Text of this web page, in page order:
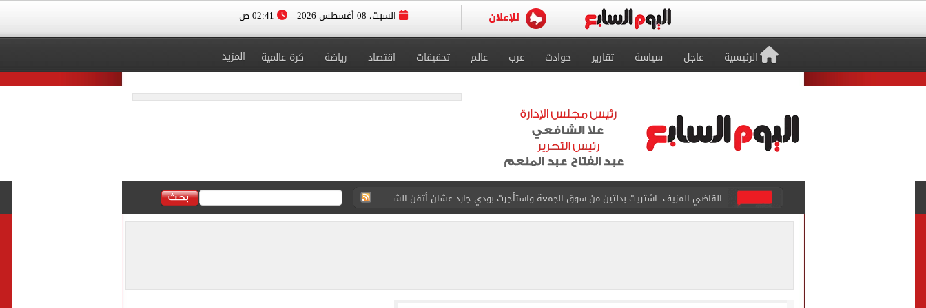
السبت، 08 أغسطس 2026
الرئيسية عاجل سياسة تقارير حوادث عرب عالم تحقيقات اقتصاد رياضة كرة عالمية المزيد
برشلونة يطرح تذاكر مواجهة الأهلي على كأس خوان جامبر
طرابزون سبور ينفي الحجز على مستحقات محمد صلاح
الأهلي ينهي مرانه الأول فى معسكر إسبانيا.. جلسة عموتة وفقرة بدنية.. صور